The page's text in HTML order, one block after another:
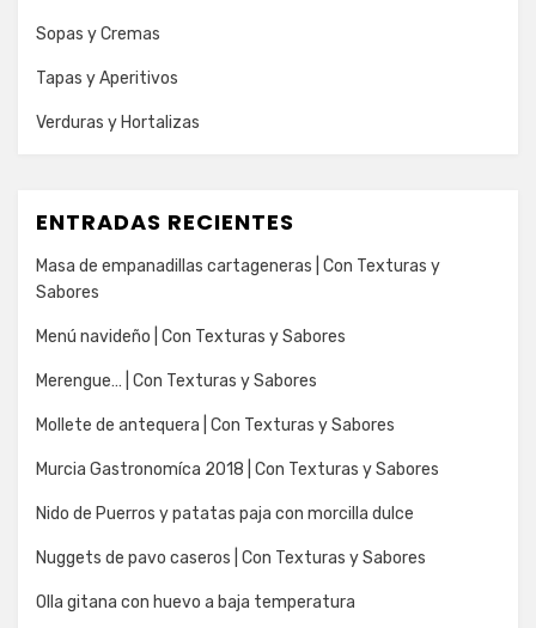
Sopas y Cremas
Tapas y Aperitivos
Verduras y Hortalizas
ENTRADAS RECIENTES
Masa de empanadillas cartageneras | Con Texturas y
Sabores
Menú navideño | Con Texturas y Sabores
Merengue… | Con Texturas y Sabores
Mollete de antequera | Con Texturas y Sabores
Murcia Gastronomíca 2018 | Con Texturas y Sabores
Nido de Puerros y patatas paja con morcilla dulce
Nuggets de pavo caseros | Con Texturas y Sabores
Olla gitana con huevo a baja temperatura